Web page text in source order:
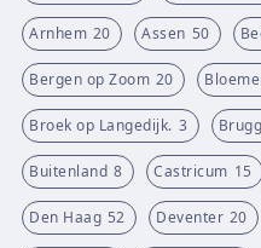
Arnhem 20 Assen 50
Bergen op Zoom 20
Broek op Langedijk. 3
Buitenland 8 Castricum 15
Den Haag 52 Deventer 20